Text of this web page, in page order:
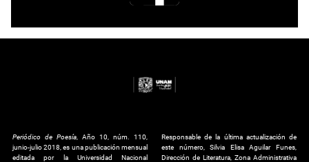
Periódico de Poesía , Año 10, núm. 110,
junio-julio 2018, es una publicación mensual
editada por la Universidad Nacional
Responsable de la última actualización de
este número, Silvia Elisa Aguilar Funes,
Dirección de Literatura, Zona Administrativa